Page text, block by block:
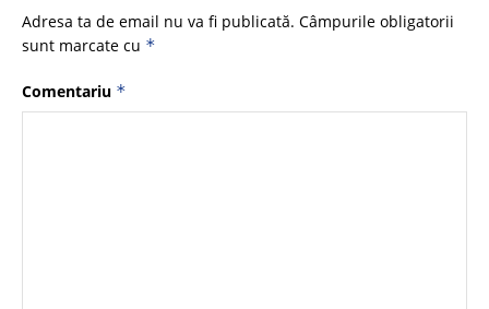
Adresa ta de email nu va fi publicată. Câmpurile obligatorii
sunt marcate cu *
Comentariu *